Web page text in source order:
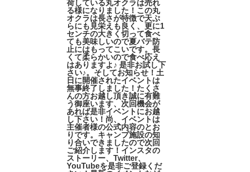
荷している丸オクラは売れ
る様になりました！この丸
オクラは長さが特徴で天ぷ
らにも見栄えも良く、更に1
センチの大きく切って食べ
ても美味しいので夏バテ防
止にはもってこいです。長
くて柔らかいので食べ応え
はありますよ♪ 是非お試し下
さい♪。そしてお知らせ！土
日に開催されたイベントは
無事終了しました！たくさ
んの方お越し頂き誠に有難
う御座います、次回機会が
あれば是非イベントにお越
し下さい！尚、イベントは
主催者様の公式内容のとお
りです。キャンプ️施設の知
り合いできましたので次回
ご紹介します！インスタの
ストーリー、Twitter、
YouTubeを是非ご登録くだ